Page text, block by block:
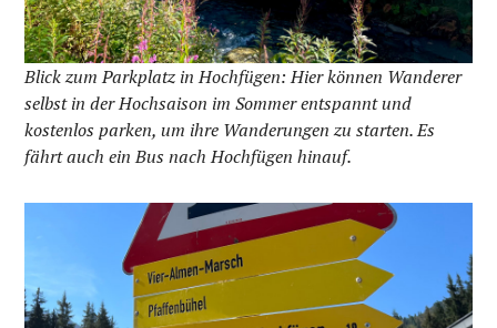
Blick zum Parkplatz in Hochfügen: Hier können Wanderer
selbst in der Hochsaison im Sommer entspannt und
kostenlos parken, um ihre Wanderungen zu starten. Es
fährt auch ein Bus nach Hochfügen hinauf.